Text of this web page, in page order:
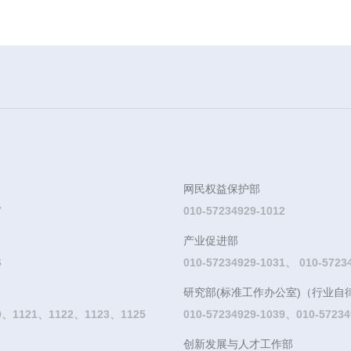
1121、1122、1123、1125
网民权益保护部
010-57234929-1012
产业促进部
010-57234929-1031、 010-
研究部(标准工作办公室)（行业自
010-57234929-1039、010-
创新发展与人才工作部